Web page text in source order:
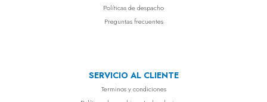
Políticas de despacho
Preguntas frecuentes
SERVICIO AL CLIENTE
Terminos y condiciones